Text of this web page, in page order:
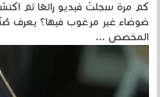
كم مرة سجلتَ فيديو رائعًا ثم
ضوضاء غير مرغوب فيها؟ يعرف
المخصص ...